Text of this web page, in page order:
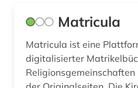
bargfeld (1)
barock (1)
Matricula
Matricula ist eine
digitalisierter
Religionsgemeinschaften